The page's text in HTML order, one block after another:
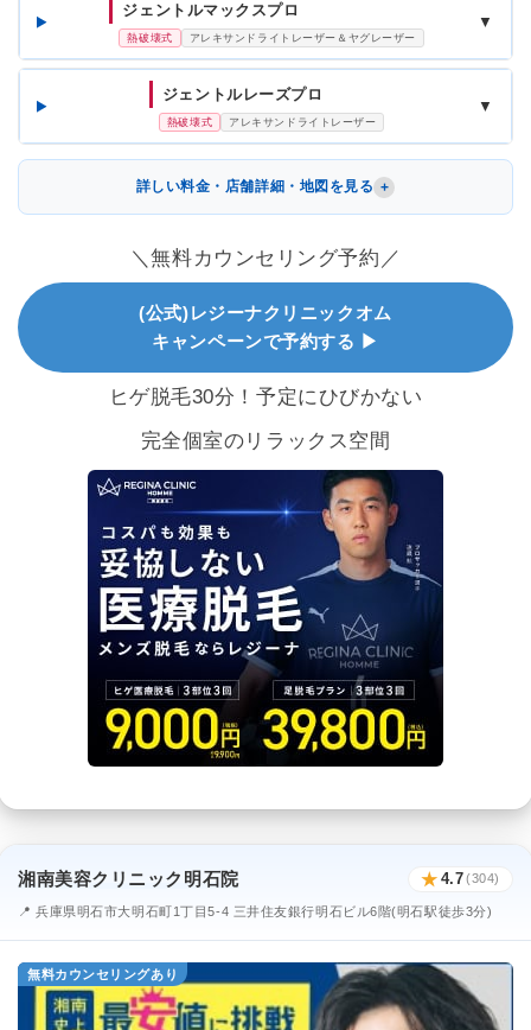
ジェントルマックスプロ
熱破壊式 アレキサンドライトレーザー＆ヤグレーザー
▼
ジェントルレーズプロ
熱破壊式 アレキサンドライトレーザー
▼
詳しい料金・店舗詳細・地図を見る
＼無料カウンセリング予約／
(公式)レジーナクリニックオム
キャンペーンで予約する ▶
ヒゲ脱毛30分！予定にひびかない
完全個室のリラックス空間
湘南美容クリニック明石院 ★ 4.7(304)
📍 兵庫県明石市大明石町1丁目5-4 三井住友銀行明石ビル6階(明石駅徒歩3分)
無料カウンセリングあり